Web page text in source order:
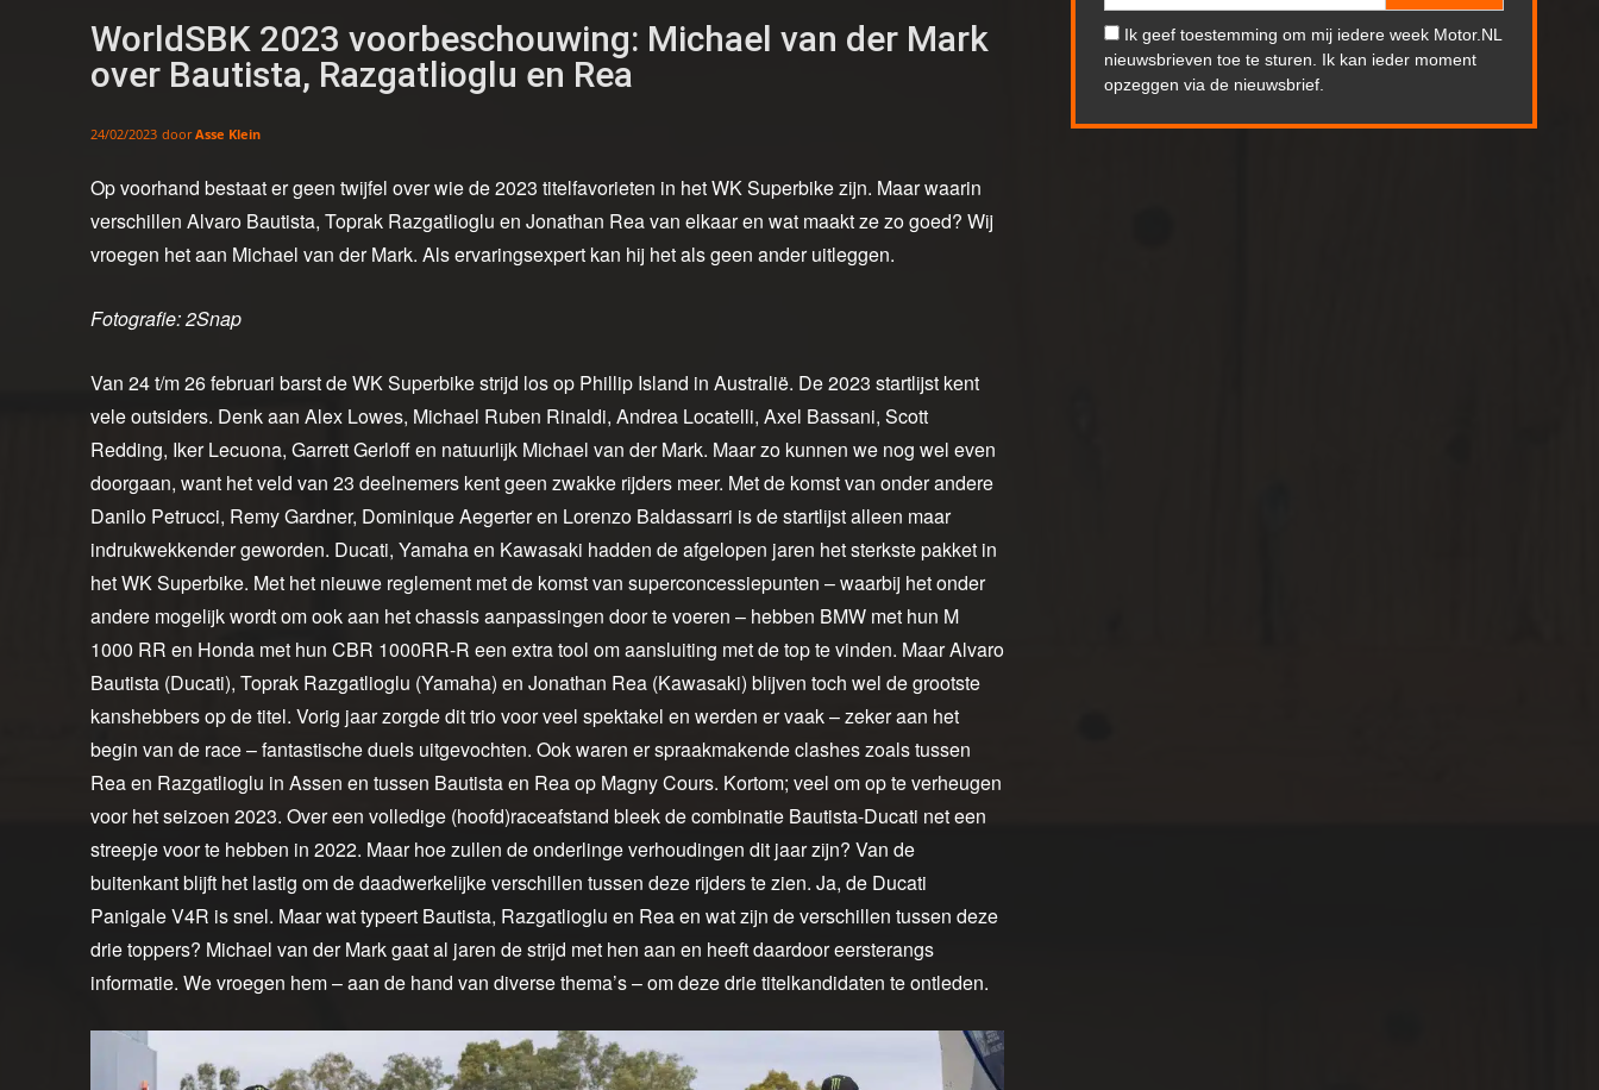
WorldSBK 2023 voorbeschouwing: Michael van der Mark
over Bautista, Razgatlioglu en Rea
24/02/2023 door Asse Klein
Op voorhand bestaat er geen twijfel over wie de 2023 titelfavorieten in het WK Superbike zijn. Maar waarin
verschillen Alvaro Bautista, Toprak Razgatlioglu en Jonathan Rea van elkaar en wat maakt ze zo goed? Wij
vroegen het aan Michael van der Mark. Als ervaringsexpert kan hij het als geen ander uitleggen.
Fotografie: 2Snap
Van 24 t/m 26 februari barst de WK Superbike strijd los op Phillip Island in Australië. De 2023 startlijst kent
vele outsiders. Denk aan Alex Lowes, Michael Ruben Rinaldi, Andrea Locatelli, Axel Bassani, Scott
Redding, Iker Lecuona, Garrett Gerloff en natuurlijk Michael van der Mark. Maar zo kunnen we nog wel even
doorgaan, want het veld van 23 deelnemers kent geen zwakke rijders meer. Met de komst van onder andere
Danilo Petrucci, Remy Gardner, Dominique Aegerter en Lorenzo Baldassarri is de startlijst alleen maar
indrukwekkender geworden. Ducati, Yamaha en Kawasaki hadden de afgelopen jaren het sterkste pakket in
het WK Superbike. Met het nieuwe reglement met de komst van superconcessiepunten – waarbij het onder
andere mogelijk wordt om ook aan het chassis aanpassingen door te voeren – hebben BMW met hun M
1000 RR en Honda met hun CBR 1000RR-R een extra tool om aansluiting met de top te vinden. Maar Alvaro
Bautista (Ducati), Toprak Razgatlioglu (Yamaha) en Jonathan Rea (Kawasaki) blijven toch wel de grootste
kanshebbers op de titel. Vorig jaar zorgde dit trio voor veel spektakel en werden er vaak – zeker aan het
begin van de race – fantastische duels uitgevochten. Ook waren er spraakmakende clashes zoals tussen
Rea en Razgatlioglu in Assen en tussen Bautista en Rea op Magny Cours. Kortom; veel om op te verheugen
voor het seizoen 2023. Over een volledige (hoofd)raceafstand bleek de combinatie Bautista-Ducati net een
streepje voor te hebben in 2022. Maar hoe zullen de onderlinge verhoudingen dit jaar zijn? Van de
buitenkant blijft het lastig om de daadwerkelijke verschillen tussen deze rijders te zien. Ja, de Ducati
Panigale V4R is snel. Maar wat typeert Bautista, Razgatlioglu en Rea en wat zijn de verschillen tussen deze
drie toppers? Michael van der Mark gaat al jaren de strijd met hen aan en heeft daardoor eersterangs
informatie. We vroegen hem – aan de hand van diverse thema’s – om deze drie titelkandidaten te ontleden.
Ik geef toestemming om mij iedere week Motor.NL
nieuwsbrieven toe te sturen. Ik kan ieder moment
opzeggen via de nieuwsbrief.